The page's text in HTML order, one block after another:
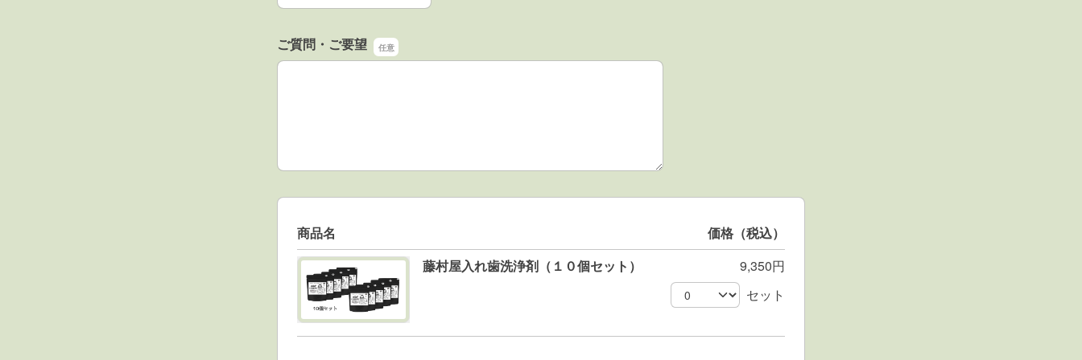
ご質問・ご要望
ご質問・ご要望
商品名
価格（税込）
藤村屋入れ歯洗浄剤（１０個セット）
9,350円
セット